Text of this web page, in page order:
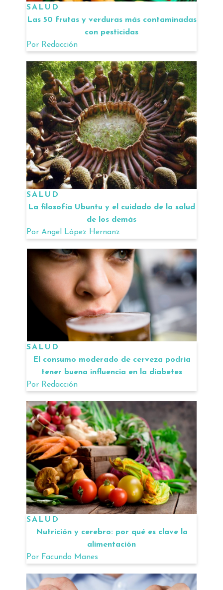
SALUD
Las 50 frutas y verduras más contaminadas
con pesticidas
Por Redacción
SALUD
La filosofía Ubuntu y el cuidado de la salud
de los demás
Por Angel López Hernanz
SALUD
El consumo moderado de cerveza podría
tener buena influencia en la diabetes
Por Redacción
SALUD
Nutrición y cerebro: por qué es clave la
alimentación
Por Facundo Manes